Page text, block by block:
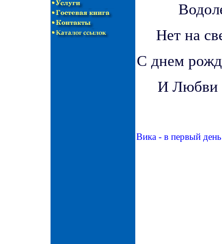
Нет на
С днем
И Любви
Вика - в первый